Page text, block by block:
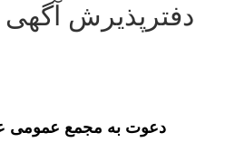
دفترپذیرش آگهی
دعوت به مجمع عمومی